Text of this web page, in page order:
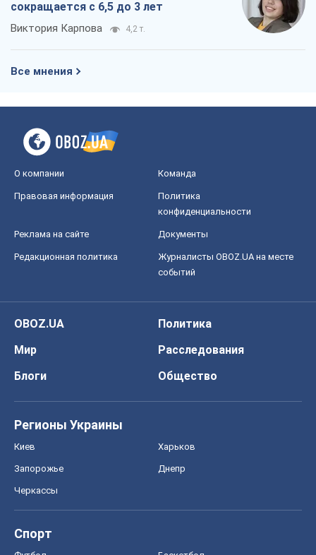
сокращается с 6,5 до 3 лет
Виктория Карпова 4,2 т.
Все мнения
О компании Команда
Правовая информация
Политика
конфиденциальности
Реклама на сайте Документы
Редакционная политика
Журналисты OBOZ.UA на месте
событий
OBOZ.UA
Политика
Мир
Расследования
Блоги
Общество
Регионы Украины
Киев Харьков
Запорожье Днепр
Черкассы
Спорт